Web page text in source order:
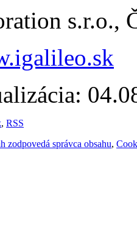
s.r.o.,
, RSS
zodpovedá správca obsahu,